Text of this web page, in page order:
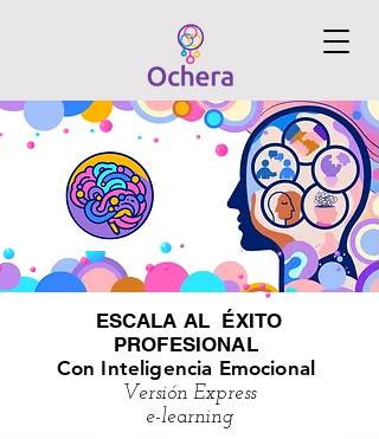
ESCALA AL ÉXITO
PROFESIONAL
Con Inteligencia Emocional
Versión Express
e-learning